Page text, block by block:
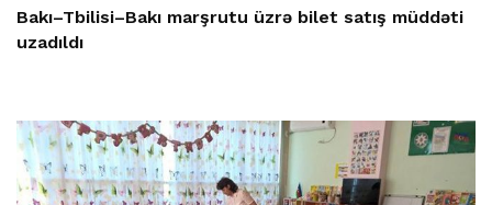
Bakı–Tbilisi–Bakı marşrutu üzrə bilet satış müddəti
uzadıldı